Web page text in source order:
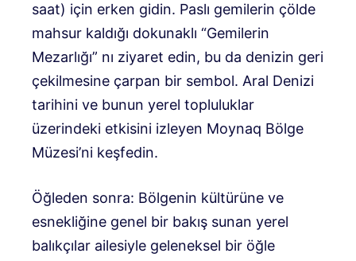
saat) için erken gidin. Paslı gemilerin çölde
mahsur kaldığı dokunaklı “Gemilerin
Mezarlığı” nı ziyaret edin, bu da denizin geri
çekilmesine çarpan bir sembol. Aral Denizi
tarihini ve bunun yerel topluluklar
üzerindeki etkisini izleyen Moynaq Bölge
Müzesi’ni keşfedin.
Öğleden sonra: Bölgenin kültürüne ve
esnekliğine genel bir bakış sunan yerel
balıkçılar ailesiyle geleneksel bir öğle